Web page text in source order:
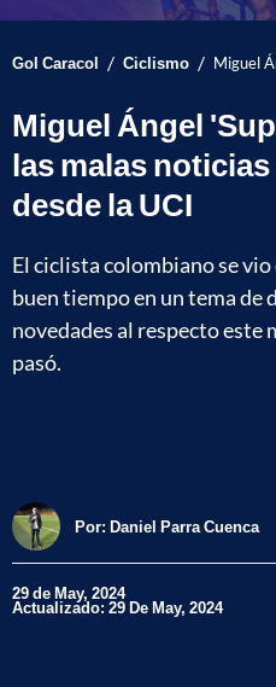
Gol Caracol / Ciclismo / Miguel
Miguel Ángel
las malas
desde la UCI
El ciclista colombiano se
buen tiempo en un tema de
novedades al respecto este
pasó.
Por: Daniel Parra Cuenca
29 de May, 2024
Actualizado: 29 De May, 2024